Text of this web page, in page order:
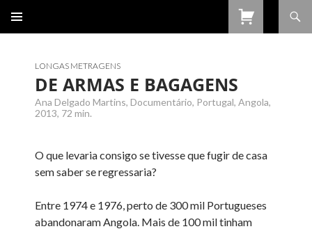
CONTEÚDO
LONGAS METRAGENS
DE ARMAS E BAGAGENS
Ana Delgado Martins, Documentário, Portugal, Angola,
2013, 72 min.
O que levaria consigo se tivesse que fugir de casa
sem saber se regressaria?
Entre 1974 e 1976, perto de 300 mil Portugueses
abandonaram Angola. Mais de 100 mil tinham